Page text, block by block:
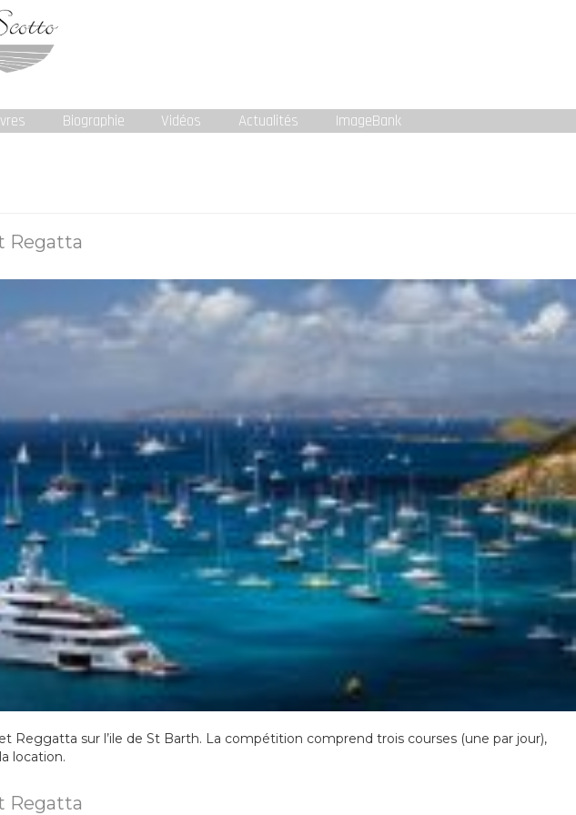
Biographie Vidéos Actualités ImageBank
Regatta
Reggatta sur l’ile de St Barth. La compétition comprend trois courses (une par jour),
location.
Regatta